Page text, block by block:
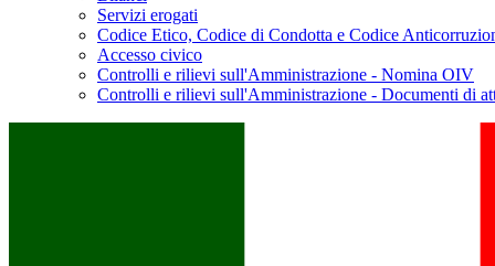
Servizi erogati
Codice Etico, Codice di Condotta e Codice
Accesso civico
Controlli e rilievi sull'Amministrazione - Nomina OIV
Controlli e rilievi sull'Amministrazione - Documenti di